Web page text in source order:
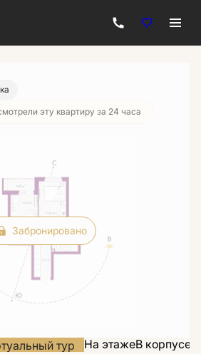
Цена по запросу
эту квартиру за 24 часа
Забронировано
тур На этажеВ корпусе